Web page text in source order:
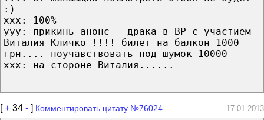
:)
xxx: 100%
yyy: прикинь анонс - драка в ВР с участием
Виталия Кличко !!!! билет на балкон 1000
грн.... поучавствовать под шумок 10000
xxx: на стороне Виталия......
[+ 34 - ] Комментировать цитату №76024 17.01.2013